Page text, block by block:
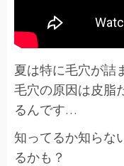
夏は特に毛穴が詰
毛穴の原因は皮脂
るんです…
知ってるか知らな
るかも？